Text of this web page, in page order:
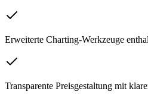
Erweiterte Charting-Werkzeuge
Transparente Preisgestaltung mit